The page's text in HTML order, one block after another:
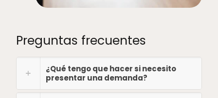
Preguntas frecuentes
¿Qué tengo que hacer si necesito
presentar una demanda?